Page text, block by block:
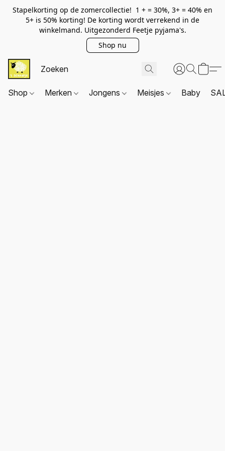
Stapelkorting op de zomercollectie! 1 + = 30%, 3+ = 40% en
5+ is 50% korting! De korting wordt verrekend in de
winkelmand. Uitgezonderd Feetje pyjama's.
Shop nu
Shop Merken Jongens Meisjes Baby